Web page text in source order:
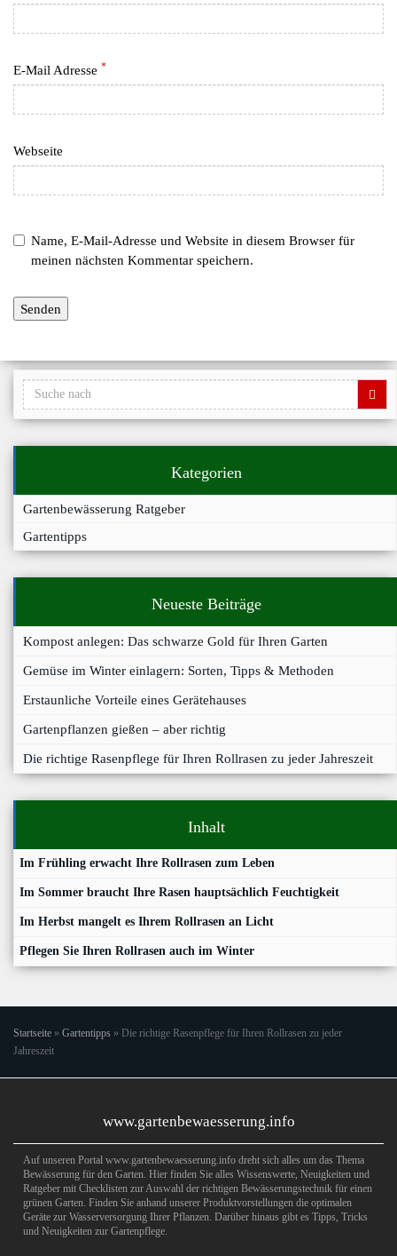
E-Mail Adresse *
Webseite
Name, E-Mail-Adresse und Website in diesem Browser für
meinen nächsten Kommentar speichern.
Kategorien
Gartenbewässerung Ratgeber
Gartentipps
Neueste Beiträge
Kompost anlegen: Das schwarze Gold für Ihren Garten
Gemüse im Winter einlagern: Sorten, Tipps & Methoden
Erstaunliche Vorteile eines Gerätehauses
Gartenpflanzen gießen – aber richtig
Die richtige Rasenpflege für Ihren Rollrasen zu jeder Jahreszeit
Inhalt
Im Frühling erwacht Ihre Rollrasen zum Leben
Im Sommer braucht Ihre Rasen hauptsächlich Feuchtigkeit
Im Herbst mangelt es Ihrem Rollrasen an Licht
Pflegen Sie Ihren Rollrasen auch im Winter
Startseite » Gartentipps » Die richtige Rasenpflege für Ihren Rollrasen zu jeder
Jahreszeit
www.gartenbewaesserung.info
Auf unseren Portal www.gartenbewaesserung.info dreht sich alles um das Thema
Bewässerung für den Garten. Hier finden Sie alles Wissenswerte, Neuigkeiten und
Ratgeber mit Checklisten zur Auswahl der richtigen Bewässerungstechnik für einen
grünen Garten. Finden Sie anhand unserer Produktvorstellungen die optimalen
Geräte zur Wasserversorgung Ihrer Pflanzen. Darüber hinaus gibt es Tipps, Tricks
und Neuigkeiten zur Gartenpflege.